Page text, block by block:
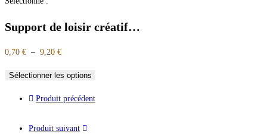
Support de loisir créatif…
0,70 € – 9,20 €
Sélectionner les options
Produit précédent
Produit suivant